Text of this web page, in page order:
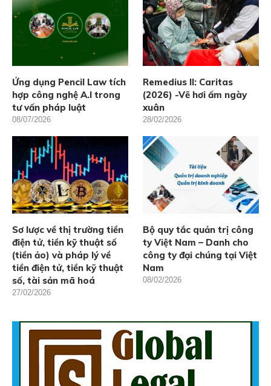
Ứng dụng Pencil Law tích
hợp công nghệ A.I trong
tư vấn pháp luật
08/07/2026
Remedius II: Caritas
(2026) -Vẽ hơi ấm ngày
xuân
28/02/2026
Sơ lược về thị trường tiền
điện tử, tiền kỹ thuật số
(tiền ảo) và pháp lý về
tiền điện tử, tiền kỹ thuật
số, tài sản mã hoá
27/02/2026
Bộ quy tắc quản trị công
ty Việt Nam – Danh cho
công ty đại chúng tại Việt
Nam
08/02/2026